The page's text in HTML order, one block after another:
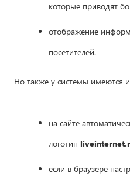
которые приводят
отображение
посетителей.
Но также у системы имеются
на сайте
логотип
если в браузере